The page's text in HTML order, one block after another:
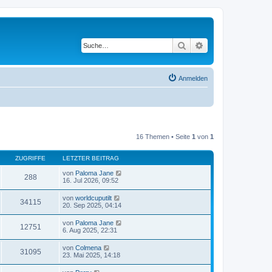
Suche
Anmelden
16 Themen • Seite 1 von 1
ZUGRIFFE LETZTER BEITRAG
288 von Paloma Jane
16. Jul 2026, 09:52
34115 von worldcuputilt
20. Sep 2025, 04:14
12751 von Paloma Jane
6. Aug 2025, 22:31
31095 von Colmena
23. Mai 2025, 14:18